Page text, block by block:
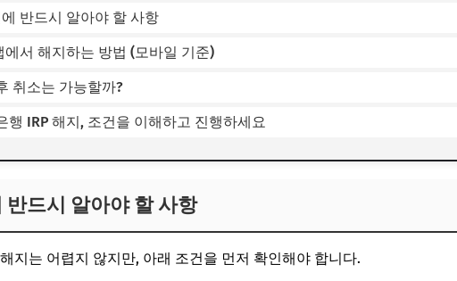
반드시 알아야 할 사항
에서 해지하는 방법 (모바일 기준)
취소는 가능할까?
행 IRP 해지, 조건을 이해하고 진행하세요
반드시 알아야 할 사항
지는 어렵지 않지만, 아래 조건을 먼저 확인해야 합니다.